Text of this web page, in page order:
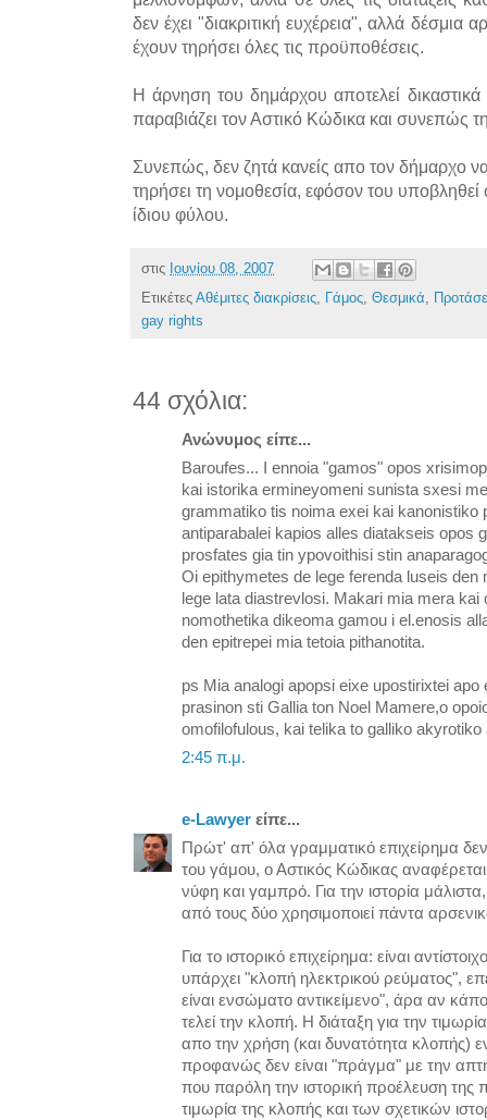
δεν έχει "διακριτική ευχέρεια", αλλά δέσμια
έχουν τηρήσει όλες τις προϋποθέσεις.
Η άρνηση του δημάρχου αποτελεί
παραβιάζει τον Αστικό Κώδικα και συνεπώς
Συνεπώς, δεν ζητά κανείς απο τον δήμαρχο
τηρήσει τη νομοθεσία, εφόσον του υποβληθεί
ίδιου φύλου.
στις Ιουνίου 08, 2007
Ετικέτες Αθέμιτες διακρίσεις, Γάμος, Θεσμικά,
gay rights
44 σχόλια:
Ανώνυμος είπε...
Baroufes... I ennoia "gamos" opos
kai istorika ermineyomeni sunista sxesi
grammatiko tis noima exei kai kanonistiko
antiparabalei kapios alles diatakseis opos
prosfates gia tin ypovoithisi stin
Oi epithymetes de lege ferenda luseis den
lege lata diastrevlosi. Makari mia mera kai
nomothetika dikeoma gamou i el.enosis
den epitrepei mia tetoia pithanotita.
ps Mia analogi apopsi eixe upostirixtei
prasinon sti Gallia ton Noel Mamere,o
omofilofulous, kai telika to galliko
2:45 π.μ.
e-Lawyer είπε...
Πρώτ' απ' όλα γραμματικό επιχείρημα
του γάμου, ο Αστικός Κώδικας
νύφη και γαμπρό. Για την ιστορία
από τους δύο χρησιμοποιεί πάντα
Για το ιστορικό επιχείρημα: είναι
υπάρχει "κλοπή ηλεκτρικού ρεύματος",
είναι ενσώματο αντικείμενο", άρα αν
τελεί την κλοπή. Η διάταξη για την
απο την χρήση (και δυνατότητα κλοπής)
προφανώς δεν είναι "πράγμα" με την
που παρόλη την ιστορική προέλευση της
τιμωρία της κλοπής και των σχετικών